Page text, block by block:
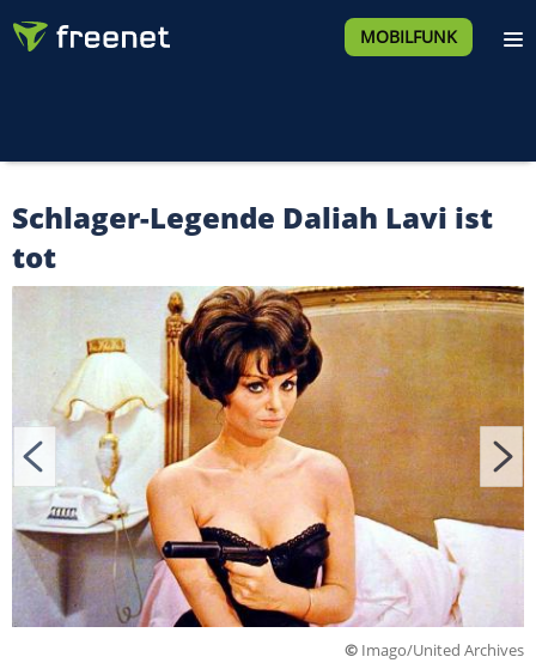
MOBILFUNK
Schlager-Legende Daliah Lavi ist
tot
© Imago/United Archives